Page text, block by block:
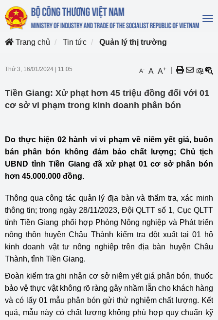
Trang chủ
Tin tức Quản lý thị trường
Thứ 3, 16/01/2024 11:05 A- A A+
Tiền Giang: Xử phạt hơn 45 triệu đồng đối với 01
cơ sở vi phạm trong kinh doanh phân bón
Do thực hiện 02 hành vi vi phạm về niêm yết giá, buôn
bán phân bón không đảm bảo chất lượng; Chủ tịch
UBND tỉnh Tiền Giang đã xử phạt 01 cơ sở phân bón
hơn 45.000.000 đồng.
Thông qua công tác quản lý địa bàn và thẩm tra, xác minh
thông tin; trong ngày 28/11/2023, Đội QLTT số 1, Cục QLTT
tỉnh Tiền Giang phối hợp Phòng Nông nghiệp và Phát triển
nông thôn huyện Châu Thành kiểm tra đột xuất tại 01 hộ
kinh doanh vật tư nông nghiệp trên địa bàn huyện Châu
Thành, tỉnh Tiền Giang.
Đoàn kiểm tra ghi nhận cơ sở niêm yết giá phân bón, thuốc
bảo vệ thực vật không rõ ràng gây nhầm lẫn cho khách hàng
và có lấy 01 mẫu phân bón gửi thử nghiệm chất lượng. Kết
quả, mẫu này có chất lượng không phù hợp quy chuẩn kỹ